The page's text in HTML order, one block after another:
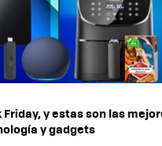
Friday, y estas son las
y gadgets